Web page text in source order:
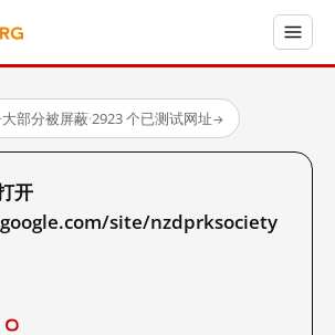
·大部分被屏蔽·2923 个已测试网址→
开
site/nzdprksociety